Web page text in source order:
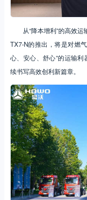
从“降本增利”的高效
TX7-N的推出，将是对燃
心、安心、舒心”的运输
续书写高效创利新篇章。